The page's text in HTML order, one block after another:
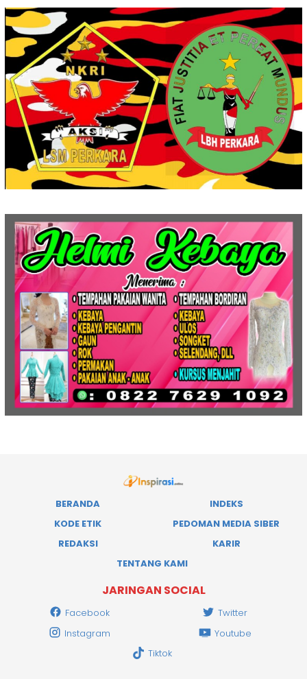
BERANDA
INDEKS
KODE ETIK
PEDOMAN MEDIA SIBER
REDAKSI
KARIR
TENTANG KAMI
JARINGAN SOCIAL
Facebook
Twitter
Instagram
Youtube
Tiktok